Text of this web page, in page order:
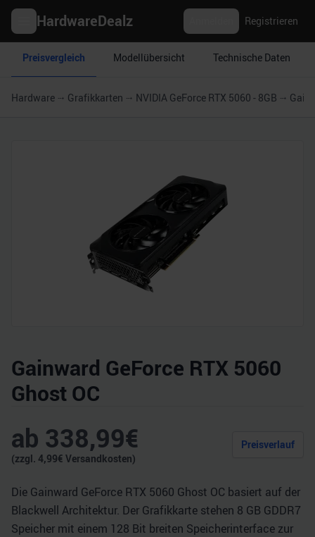
HardwareDealz Registrieren
Preisvergleich Modellübersicht Technische Daten
Hardware Grafikkarten NVIDIA GeForce RTX 5060 - 8GB
Gainward GeForce RTX 5060
Ghost OC
ab 338,99€
(zzgl. 4,99€ Versandkosten)
Preisverlauf
Die Gainward GeForce RTX 5060 Ghost OC basiert auf der
Blackwell Architektur. Der Grafikkarte stehen 8 GB GDDR7
Speicher mit einem 128 Bit breiten Speicherinterface zur